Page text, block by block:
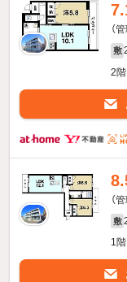
（
敷
2
（
敷
1